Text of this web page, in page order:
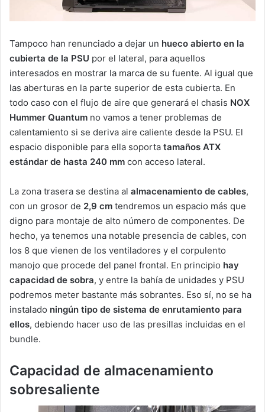
Tampoco han renunciado a dejar un hueco abierto en la
cubierta de la PSU por el lateral, para aquellos
interesados en mostrar la marca de su fuente. Al igual que
las aberturas en la parte superior de esta cubierta. En
todo caso con el flujo de aire que generará el chasis NOX
Hummer Quantum no vamos a tener problemas de
calentamiento si se deriva aire caliente desde la PSU. El
espacio disponible para ella soporta tamaños ATX
estándar de hasta 240 mm con acceso lateral.
La zona trasera se destina al almacenamiento de cables,
con un grosor de 2,9 cm tendremos un espacio más que
digno para montaje de alto número de componentes. De
hecho, ya tenemos una notable presencia de cables, con
los 8 que vienen de los ventiladores y el corpulento
manojo que procede del panel frontal. En principio hay
capacidad de sobra, y entre la bahía de unidades y PSU
podremos meter bastante más sobrantes. Eso sí, no se ha
instalado ningún tipo de sistema de enrutamiento para
ellos, debiendo hacer uso de las presillas incluidas en el
bundle.
Capacidad de almacenamiento
sobresaliente